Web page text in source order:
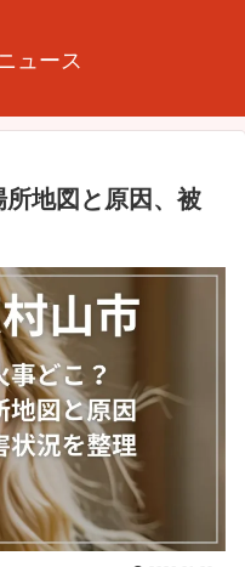
ュース
地図と原因、被